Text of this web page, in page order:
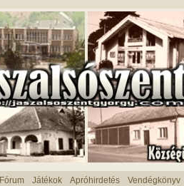
Fórum Játékok Apróhirdetés Vendégkönyv